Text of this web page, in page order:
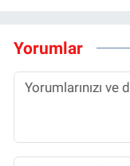
Yorumlar